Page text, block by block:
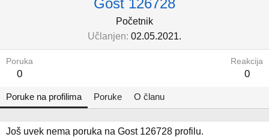
Gost 126728
Početnik
Učlanjen 02.05.2021.
Poruka
0
Reakcija
0
Poruke na profilima Poruke O članu
Još uvek nema poruka na Gost 126728 profilu.